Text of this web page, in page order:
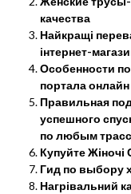
качества
Найкращі
інтернет-
Особенности
портала онлайн
Правильная
успешного
по любым
Купуйте Жіночі
Гид по выбору
Нагрівальний